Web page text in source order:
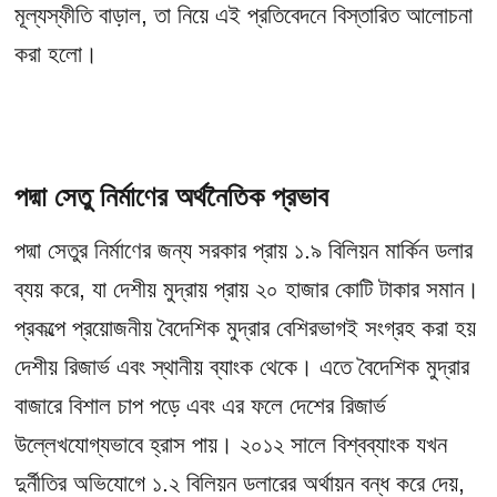
মূল্যস্ফীতি বাড়াল, তা নিয়ে এই প্রতিবেদনে বিস্তারিত আলোচনা
করা হলো।
পদ্মা সেতু নির্মাণের অর্থনৈতিক প্রভাব
পদ্মা সেতুর নির্মাণের জন্য সরকার প্রায় ১.৯ বিলিয়ন মার্কিন ডলার
ব্যয় করে, যা দেশীয় মুদ্রায় প্রায় ২০ হাজার কোটি টাকার সমান।
প্রকল্পে প্রয়োজনীয় বৈদেশিক মুদ্রার বেশিরভাগই সংগ্রহ করা হয়
দেশীয় রিজার্ভ এবং স্থানীয় ব্যাংক থেকে। এতে বৈদেশিক মুদ্রার
বাজারে বিশাল চাপ পড়ে এবং এর ফলে দেশের রিজার্ভ
উল্লেখযোগ্যভাবে হ্রাস পায়। ২০১২ সালে বিশ্বব্যাংক যখন
দুর্নীতির অভিযোগে ১.২ বিলিয়ন ডলারের অর্থায়ন বন্ধ করে দেয়,